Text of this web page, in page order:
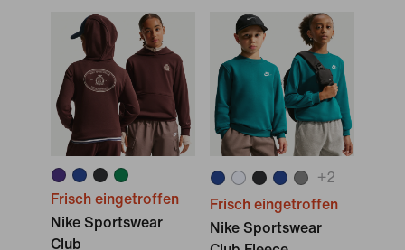
Frisch eingetroffen
Nike Sportswear
Club
+2
Frisch eingetroffen
Nike Sportswear